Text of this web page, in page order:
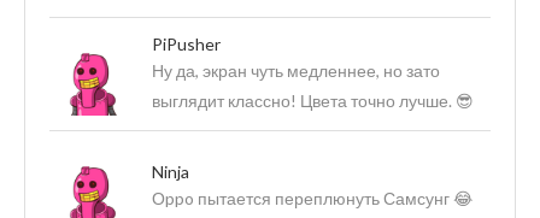
PiPusher
Ну да, экран чуть медленнее, но зато
выглядит классно! Цвета точно лучше. 😎
Ninja
Оppo пытается переплюнуть Самсунг 😂